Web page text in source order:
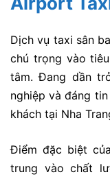
Dịch vụ taxi sân
chú trọng vào
tâm. Đang dần
nghiệp và đáng
khách tại Nha
Điểm đặc biệt
trung vào chất